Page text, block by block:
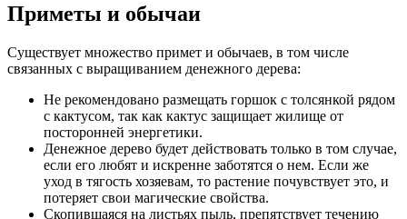
Приметы и обычаи
Существует множество примет и обычаев, в том числе
связанных с выращиванием денежного дерева:
Не рекомендовано размещать горшок с толсянкой рядом
с кактусом, так как кактус защищает жилище от
посторонней энергетики.
Денежное дерево будет действовать только в том случае,
если его любят и искренне заботятся о нем. Если же
уход в тягость хозяевам, то растение почувствует это, и
потеряет свои магические свойства.
Скопившаяся на листьях пыль, препятствует течению